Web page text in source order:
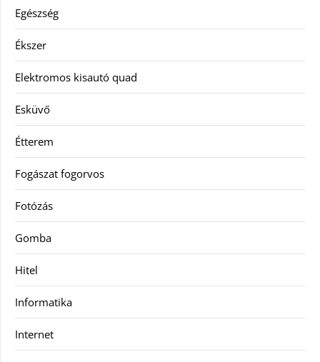
Egészség
Ékszer
Elektromos kisautó quad
Esküvő
Étterem
Fogászat fogorvos
Fotózás
Gomba
Hitel
Informatika
Internet